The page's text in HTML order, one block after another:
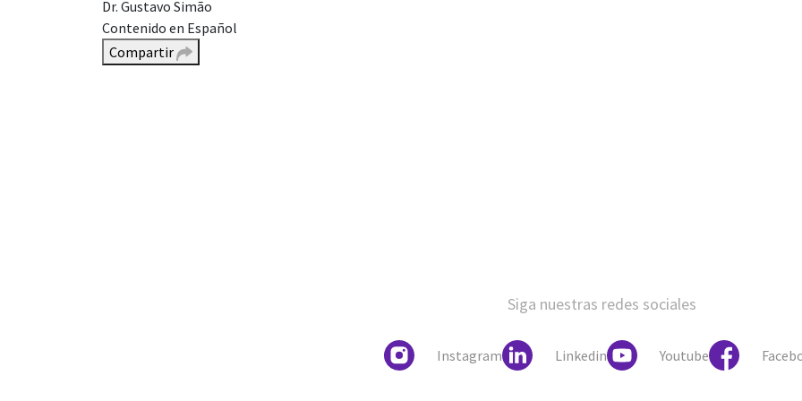
Dr. Gustavo Simão
Contenido en Español
Compartir
Siga nuestras redes sociales
Instagram Linkedin Youtube